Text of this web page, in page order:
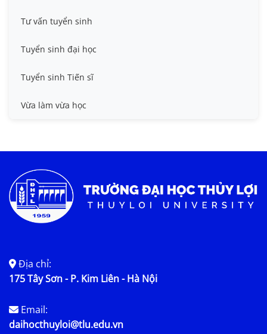
Tư vấn tuyển sinh
Tuyển sinh đại học
Tuyển sinh Tiến sĩ
Vừa làm vừa học
Địa chỉ:
175 Tây Sơn - P. Kim Liên - Hà Nội
Email:
daihocthuyloi@tlu.edu.vn